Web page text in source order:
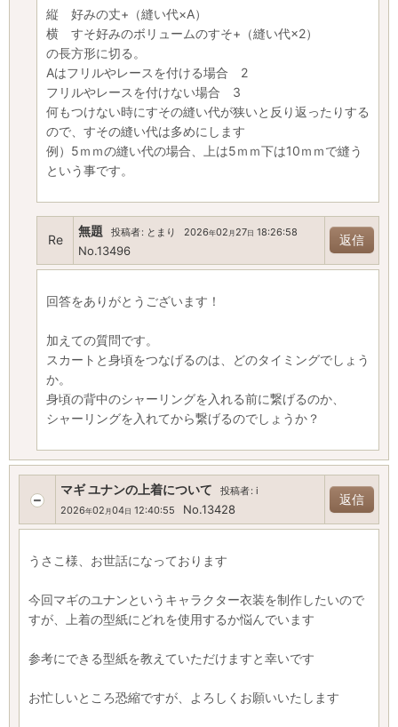
縦 好みの丈+（縫い代×A）
横 すそ好みのボリュームのすそ+（縫い代×2）
の長方形に切る。
Aはフリルやレースを付ける場合 2
フリルやレースを付けない場合 3
何もつけない時にすその縫い代が狭いと反り返ったりする
ので、すその縫い代は多めにします
例）5ｍｍの縫い代の場合、上は5ｍｍ下は10ｍｍで縫う
という事です。
Re
無題 投稿者: とまり 2026年02 月27日 18:26:58
No.13496
返信
回答をありがとうございます！
加えての質問です。
スカートと身頃をつなげるのは、どのタイミングでしょう
か。
身頃の背中のシャーリングを入れる前に繋げるのか、
シャーリングを入れてから繋げるのでしょうか？
マギ ユナンの上着について 投稿者: i
2026年02 月04日 12:40:55 No.13428
返信
うさこ様、お世話になっております
今回マギのユナンというキャラクター衣装を制作したいので
すが、上着の型紙にどれを使用するか悩んでいます
参考にできる型紙を教えていただけますと幸いです
お忙しいところ恐縮ですが、よろしくお願いいたします